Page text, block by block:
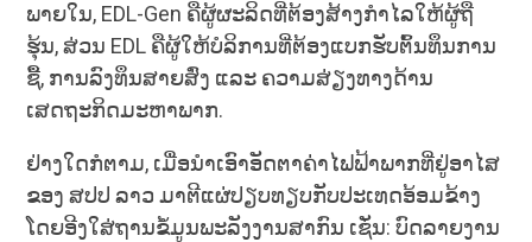
ພາຍໃນ, EDL-Gen ຄືຜູ້ຜະລິດທີ່ຕ້ອງສ້າງກຳໄລໃຫ້ຜູ້ຖື
ຮຸ້ນ, ສ່ວນ EDL ຄືຜູ້ໃຫ້ບໍລິການທີ່ຕ້ອງແບກຮັບຕົ້ນທຶນການ
ຊື້, ການລົງທຶນສາຍສົ່ງ ແລະ ຄວາມສ່ຽງທາງດ້ານ
ເສດຖະກິດມະຫາພາກ.
ຢ່າງໃດກໍຕາມ, ເມື່ອນຳເອົາອັດຕາຄ່າໄຟຟ້າພາກທີ່ຢູ່ອາໄສ
ຂອງ ສປປ ລາວ ມາຕີແຜ່ປຽບທຽບກັບປະເທດອ້ອມຂ້າງ
ໂດຍອີງໃສ່ຖານຂໍ້ມູນພະລັງງານສາກົນ ເຊັ່ນ: ບົດລາຍງານ